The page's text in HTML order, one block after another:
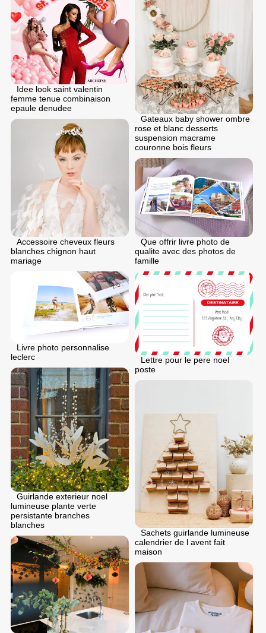
Idee look saint valentin
femme tenue combinaison
epaule denudee
Gateaux baby shower ombre
rose et blanc desserts
suspension macrame
couronne bois fleurs
Accessoire cheveux fleurs
blanches chignon haut
mariage
Que offrir livre photo de
qualite avec des photos de
famille
Livre photo personnalise
leclerc
Lettre pour le pere noel
poste
Guirlande exterieur noel
lumineuse plante verte
persistante branches
blanches
Sachets guirlande lumineuse
calendrier de l avent fait
maison